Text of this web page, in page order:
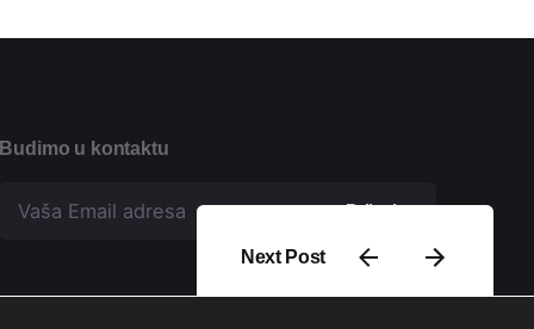
Next Post
Anđela Babić
Budimo u kontaktu
Prijavi se